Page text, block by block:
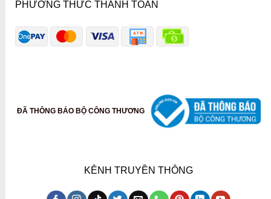
PHƯƠNG THỨC THANH TOÁN
ĐÃ THÔNG BÁO BỘ CÔNG THƯƠNG
KÊNH TRUYỀN THÔNG